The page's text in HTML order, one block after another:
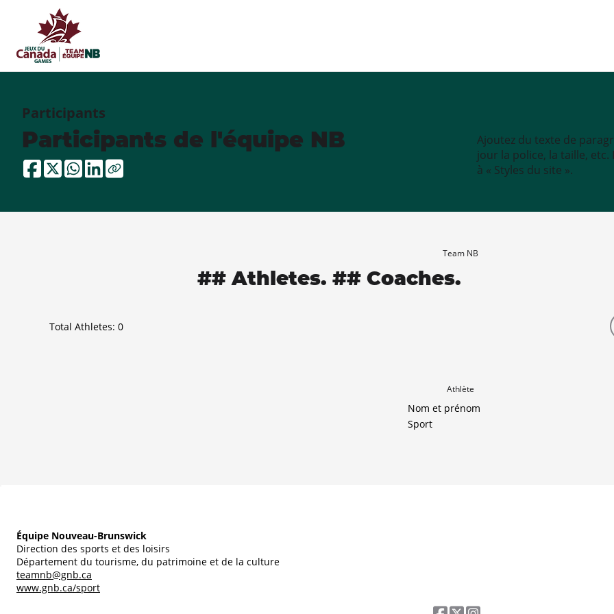
Participants
Participants de l'équipe NB
Ajoutez du texte de
jour la police, la taille,
à « Styles du site ».
Team NB
## Athletes. ## Coaches.
Total Athletes: 0
Athlète
Nom et prénom
Sport
Équipe Nouveau-Brunswick
Direction des sports et des loisirs
Département du tourisme, du patrimoine et de la culture
teamnb@gnb.ca
www.gnb.ca/sport